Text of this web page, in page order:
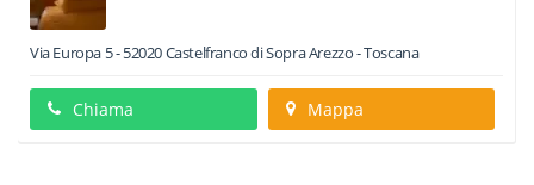
Via Europa 5-52020Castelfranco di SopraArezzo -Toscana
Chiama Mappa